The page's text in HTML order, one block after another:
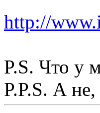
http://
P.S. Что у
P.P.S. А